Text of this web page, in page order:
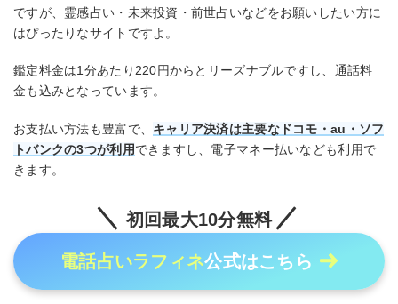
ですが、霊感占い・未来投資・前世占いなどをお願いしたい方に
はぴったりなサイトですよ。
鑑定料金は1分あたり220円からとリーズナブルですし、通話料
金も込みとなっています。
お支払い方法も豊富で、 キャリア決済は主要なドコモ・au・ソフ
トバンクの3つが利用できますし、電子マネー払いなども利用で
きます。
初回最大10分無料
電話占いラフィネ公式はこちら